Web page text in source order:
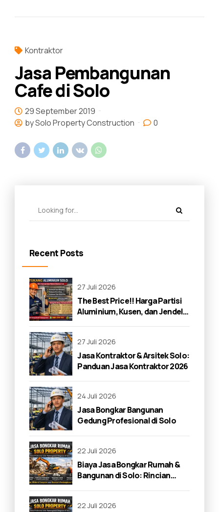
Kontraktor
Jasa Pembangunan
Cafe di Solo
29 September 2019
by Solo Property Construction
0
Recent Posts
27 Juli 2026
The Best Price!! Harga Partisi
Aluminium, Kusen, dan Jendela
27 Juli 2026
Jasa Kontraktor & Arsitek Solo:
Panduan Jasa Kontraktor 2026
24 Juli 2026
Jasa Bongkar Bangunan
Gedung Profesional di Solo
22 Juli 2026
Biaya Jasa Bongkar Rumah &
Bangunan di Solo: Rincian
22 Juli 2026